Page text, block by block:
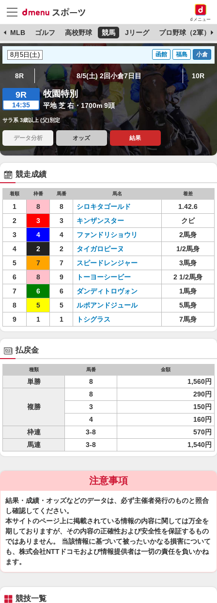
dメニュー
MLB ゴルフ 高校野球 競馬 Jリーグ プロ野球（2軍）
函館 福島 小倉
8R 8/5(土) 2回小倉7日目 10R
9R
14:35
牧園特別
平地 芝 右・1700m 9頭
サラ系 3歳以上 (父)別定
データ分析 オッズ 結果
競走成績
着順 枠番 馬番 馬名 着差
1 8 8 シロキタゴールド
1.42.6
2
3 3 キンザンスター
クビ
3
4 4 ファンドリショウリ
2馬身
4
2 2 タイガロピーヌ
1/2馬身
5
7 7 スピードレンジャー
3馬身
6
8 9 トーヨーシービー
2 1/2馬身
7
6 6 ダンディトロヴォン
1馬身
8
5 5 ルポアンドジュール
5馬身
9
1 1 トシグラス 7馬身
払戻金
種類 馬番 金額
単勝 8 1,560円
複勝
8
290円
3
150円
4
160円
枠連
3-8
570円
馬連
3-8 1,540円
注意事項
結果・成績・オッズなどのデータは、必ず主催者発行のものと照合
し確認してください。
本サイトのページ上に掲載されている情報の内容に関しては万全を
期しておりますが、その内容の正確性および安全性を保証するもの
ではありません。 当該情報に基づいて被ったいかなる損害について
も、株式会社NTTドコモおよび情報提供者は一切の責任を負いかね
ます。
競技一覧